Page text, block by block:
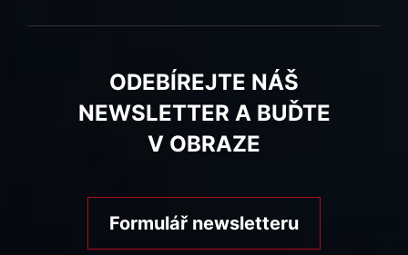
ODEBÍREJTE NÁŠ
NEWSLETTER A BUĎTE
V OBRAZE
Formulář newsletteru